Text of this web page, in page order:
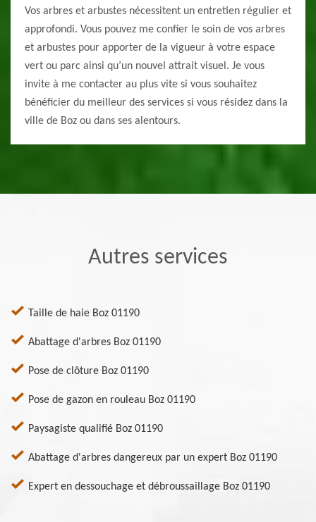
Vos arbres et arbustes nécessitent un entretien régulier et
approfondi. Vous pouvez me confier le soin de vos arbres
et arbustes pour apporter de la vigueur à votre espace
vert ou parc ainsi qu’un nouvel attrait visuel. Je vous
invite à me contacter au plus vite si vous souhaitez
bénéficier du meilleur des services si vous résidez dans la
ville de Boz ou dans ses alentours.
Autres services
Taille de haie Boz 01190
Abattage d'arbres Boz 01190
Pose de clôture Boz 01190
Pose de gazon en rouleau Boz 01190
Paysagiste qualifié Boz 01190
Abattage d'arbres dangereux par un expert Boz 01190
Expert en dessouchage et débroussaillage Boz 01190